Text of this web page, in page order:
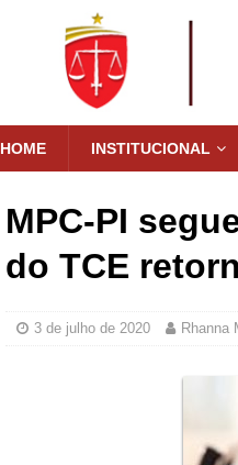
HOME INSTITUCIONAL
MPC-PI
do TCE
3 de julho de 2020 Rhanna